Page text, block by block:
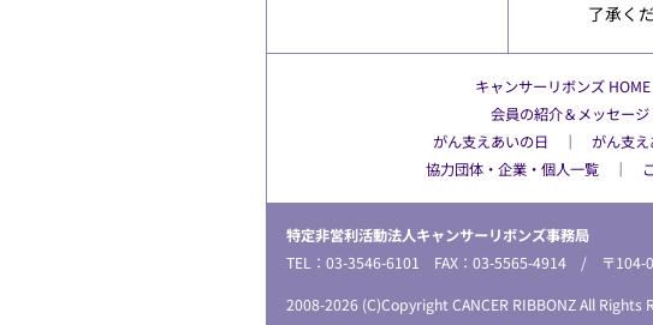
了承く
キャンサーリボンズ HOME
会員の紹介＆メッセージ
がん支えあいの日 │ がん支
協力団体・企業・個人一覧 │
特定非営利活動法人キャンサーリボンズ事務局
TEL：03-3546-6101 FAX：03-5565-4914 / 〒104-
2008-2026 (C)Copyright CANCER RIBBONZ All Rights